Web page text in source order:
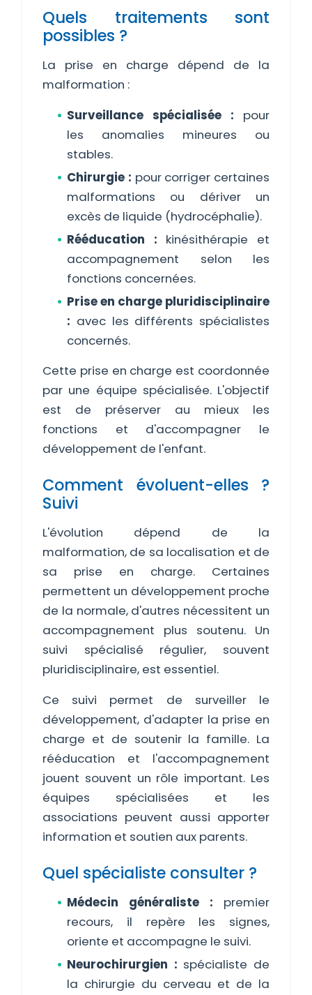
Quels traitements sont
possibles ?
La prise en charge dépend de la
malformation :
Surveillance spécialisée : pour
les anomalies mineures ou
stables.
Chirurgie : pour corriger certaines
malformations ou dériver un
excès de liquide (hydrocéphalie).
Rééducation : kinésithérapie et
accompagnement selon les
fonctions concernées.
Prise en charge pluridisciplinaire
: avec les différents spécialistes
concernés.
Cette prise en charge est coordonnée
par une équipe spécialisée. L'objectif
est de préserver au mieux les
fonctions et d'accompagner le
développement de l'enfant.
Comment évoluent-elles ?
Suivi
L'évolution dépend de la
malformation, de sa localisation et de
sa prise en charge. Certaines
permettent un développement proche
de la normale, d'autres nécessitent un
accompagnement plus soutenu. Un
suivi spécialisé régulier, souvent
pluridisciplinaire, est essentiel.
Ce suivi permet de surveiller le
développement, d'adapter la prise en
charge et de soutenir la famille. La
rééducation et l'accompagnement
jouent souvent un rôle important. Les
équipes spécialisées et les
associations peuvent aussi apporter
information et soutien aux parents.
Quel spécialiste consulter ?
Médecin généraliste : premier
recours, il repère les signes,
oriente et accompagne le suivi.
Neurochirurgien : spécialiste de
la chirurgie du cerveau et de la